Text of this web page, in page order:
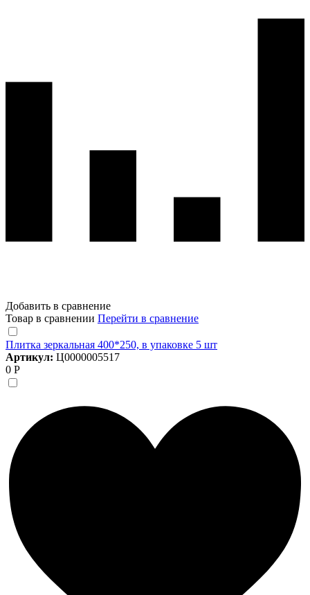
Добавить в сравнение
Товар в сравнении Перейти в сравнение
Плитка зеркальная 400*250, в упаковке 5 шт
Артикул: Ц0000005517
0 Р